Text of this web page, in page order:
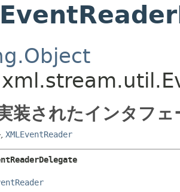
装されたインタフ
XMLEventReader